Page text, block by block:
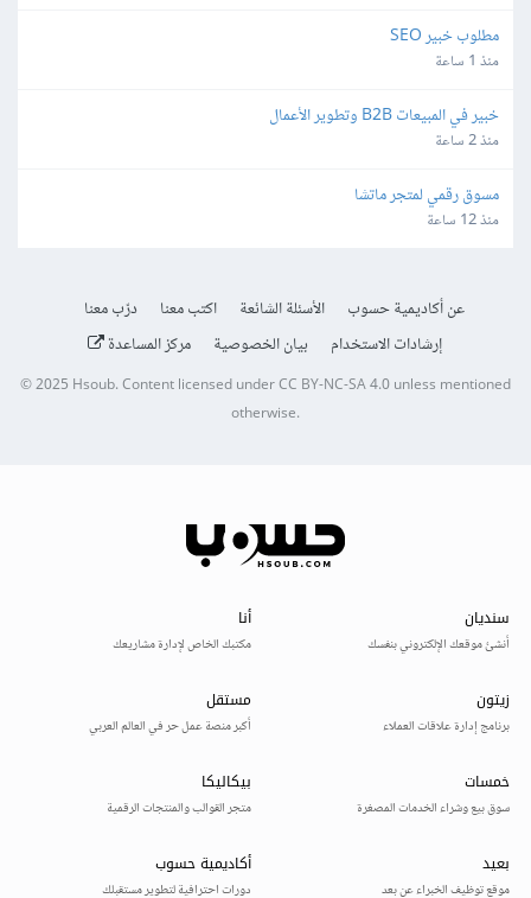
مطلوب خبير SEO
منذ 1 ساعة
خبير في المبيعات B2B وتطوير الأعمال
منذ 2 ساعة
مسوق رقمي لمتجر ماتشا
منذ 12 ساعة
عن أكاديمية حسوب الأسئلة الشائعة اكتب معنا
درّب معنا
إرشادات الاستخدام
بيان الخصوصية مركز المساعدة
© 2025 Hsoub.Content licensed underCC BY-NC-SA 4.0unless mentioned
otherwise.